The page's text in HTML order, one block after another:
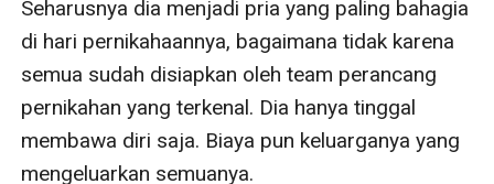
Seharusnya dia menjadi pria yang paling bahagia
di hari pernikahaannya, bagaimana tidak karena
semua sudah disiapkan oleh team perancang
pernikahan yang terkenal. Dia hanya tinggal
membawa diri saja. Biaya pun keluarganya yang
mengeluarkan semuanya.